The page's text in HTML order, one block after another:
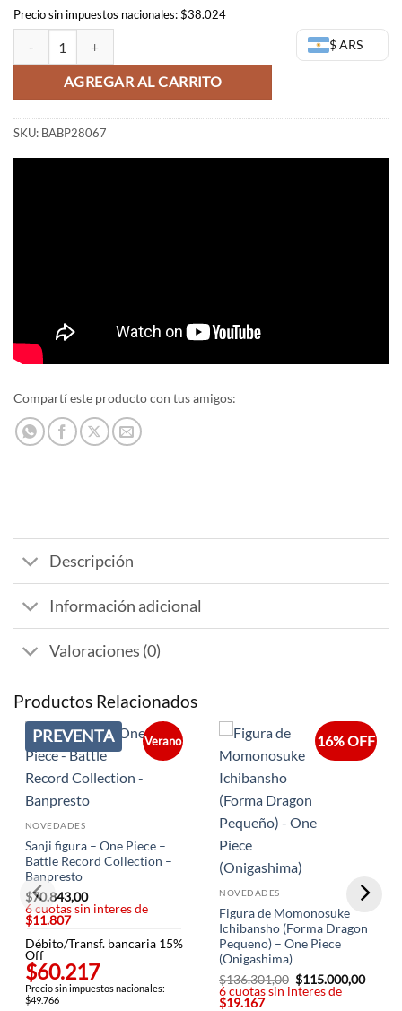
Precio sin impuestos nacionales: $38.024
$ ARS
Momonosuke One Piece - DXF The grand line children Vol 1 -
AGREGAR AL CARRITO
SKU: BABP28067
Compartí este producto con tus amigos:
Descripción
Información adicional
Valoraciones (0)
Productos Relacionados
PREVENTA Verano
NOVEDADES
Sanji figura – One Piece –
Battle Record Collection –
Banpresto
$70.843,00
6 cuotas sin interes de
$11.807
Débito/Transf. bancaria 15%
Off
$60.217
Precio sin impuestos nacionales:
$49.766
16% OFF
NOVEDADES
Figura de Momonosuke
Ichibansho (Forma Dragon
Pequeno) – One Piece
(Onigashima)
$136.301,00 El
precio
$115.000,00El
6 cuotas sin interes de
$19.167